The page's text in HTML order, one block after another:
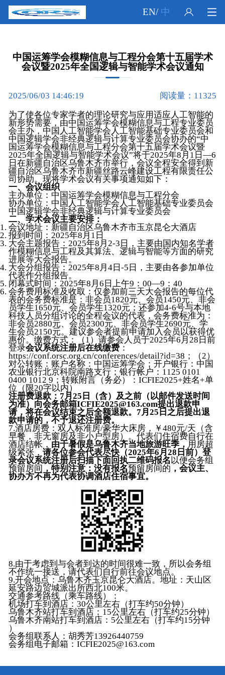
EN/ 中
中国运筹学会模糊信息与工程分会第十五届学术
会议暨2025年全国逻辑与智能学术会议通知
2025/06/03 14:46:19 阅读量：11325
为了使各位专家学者的理论研究与应用适应人工智能的
新形势需要，由中国运筹学会模糊信息与工程专业委员
会主办，中国人工智能学会人工智能基础专业委员会和
中国逻辑学会非经典逻辑与计算专业委员会协办的“中
国运筹学会模糊信息与工程分会第十五届学术会议暨
2025年全国逻辑与智能学术会议”将于2025年8月1日—6
日在新疆自治区乌鲁木齐市举行，会议全程安全得到新
疆自治区乌鲁木齐市新疆丝路云峰建设工程有限责任公
司协助。现将学术会议有关事项通知如下：
一、会议组织
主办单位：中国运筹学会模糊信息与工程分会
协办单位：中国人工智能学会人工智能基础专业委员会
中国逻辑学会非经典逻辑与计算专业委员会
二、学术会议主要安排：
会议地址：新疆自治区乌鲁木齐市玉京昆仑大酒店
报到时间：2025年8月1日
大会主题报告：2025年8月2-3日，主要由国内知名学者
作模糊信息与工程及其算法、逻辑与智能等方面的研究
进展等大会报告。
大会分组报告：2025年8月4日-5日，主要由各参加单位
代表作分组报告。
闭幕式时间：2025年8月6日上午9：00—9：40
会务费用标准及收取：仅参加前三天大会报告的每位代
表的会务费标准是：非会员1820元、会员1450元、非会
员学生1650元、会员学生1320元；还参加4-6号与本地
科技人员分组讨论的全程会议的代表，会务费标准为：
非会员2880元、会员2300元、非会员学生2690元、学
生会员2150元。建议参会者提前申请加入会员以获得优
惠价。缴费方式：（1）请参会人员于2025年6月28日前
登录会议系统注册后在线缴费 ：
https://conf.orsc.org.cn/conferences/detail?id=38；（2）
对公转账：账户名称：中国运筹学会；开户银行：中国
农业银行北京科院南路支行；银行帐户：1125 0101
0400 1012 9；转账附言（务必）：ICFIE2025+姓名+单
位（限20字以内）
注册费退款：7月25日（含）及之前（以邮件发送时间
为准）向会务邮箱ICFIE2025@163.com提出退款申
请，将在会议结束之后全额退款。7月25日之后提出退
款申请的，不予退还注册费。
7.酒店房费：双人标准房/豪华大床房，￥480元/天（含
早餐，非无窗房及非小户型房）。代表们住宿费自行在
酒店结帐， 由于暑假是乌鲁木齐当地旅游旺季， 用房超
级紧张，请各位参会代表尽快（2025年6月28日前）登
录会议系统注册后扫描下面回执二维码报名以便会务组
预留房间 ，特别注意：没有报名预留房间的 ，会议主、
协办方不再为代表协调酒店住宿事宜。
8.由于考虑到与会者到达的时间很难一致，所以会务组
不作统一接送，请代表们自行前往会议地点。
9.开会地点：乌鲁木齐玉京昆仑大酒店。地址：天山区
延安路边贸城派出所西北100米。
交通参考路线（乘车路线）：
机场打车到酒店：30公里左右（打车约50分钟）
乌鲁木齐站打车到酒店：15公里左右（打车约25分钟）
乌鲁木齐南站打车到酒店：5公里左右（打车约15分钟
）
会务组联系人：胡秀芳13926440759
会务组电子邮箱：ICFIE2025@163.com